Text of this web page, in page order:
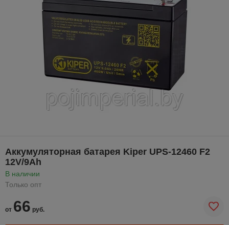
Аккумуляторная батарея Kiper UPS-12460 F2
12V/9Ah
В наличии
Только опт
от 66 руб.